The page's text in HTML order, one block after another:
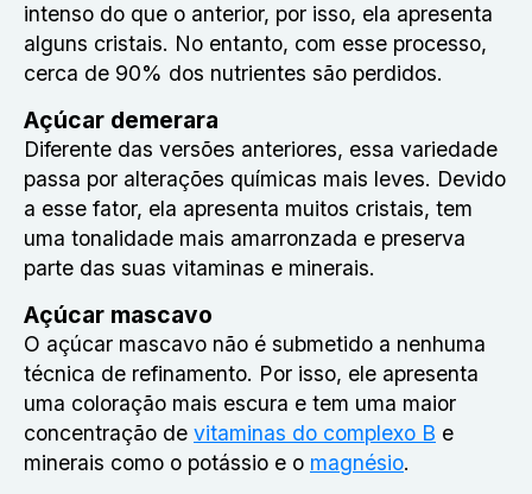
intenso do que o anterior, por isso, ela apresenta
alguns cristais. No entanto, com esse processo,
cerca de 90% dos nutrientes são perdidos.
Açúcar demerara
Diferente das versões anteriores, essa variedade
passa por alterações químicas mais leves. Devido
a esse fator, ela apresenta muitos cristais, tem
uma tonalidade mais amarronzada e preserva
parte das suas vitaminas e minerais.
Açúcar mascavo
O açúcar mascavo não é submetido a nenhuma
técnica de refinamento. Por isso, ele apresenta
uma coloração mais escura e tem uma maior
concentração de vitaminas do complexo B e
minerais como o potássio e o magnésio.